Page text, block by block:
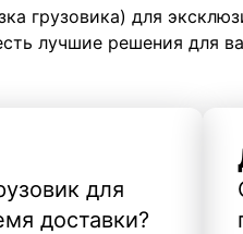
грузовика) для
лучшие решения для
для
доставки?